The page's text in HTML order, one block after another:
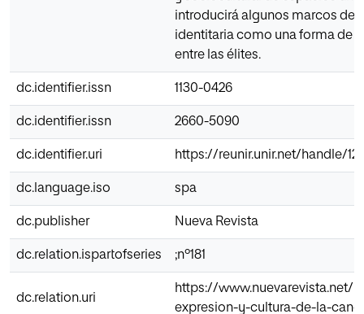
introducirá algunos marcos de
identitaria como una forma de
entre las élites.
dc.identifier.issn 1130-0426
dc.identifier.issn 2660-5090
dc.identifier.uri https://reunir.unir.net/handle/
dc.language.iso spa
dc.publisher Nueva Revista
dc.relation.ispartofseries ;nº181
dc.relation.uri
https://www.nuevarevista.net/
expresion-y-cultura-de-la-